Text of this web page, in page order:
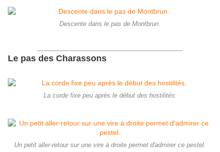
Descente dans le pas de Montbrun.
Le pas des Charassons
La corde fixe peu après le début des hostilités.
Un petit aller-retour sur une vire à droite permet d'admirer ce pestel.